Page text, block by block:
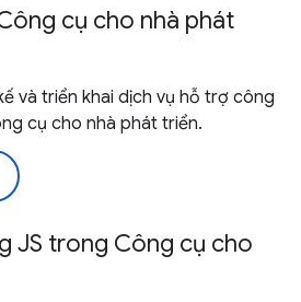
cụ cho nhà phát
và triển khai dịch vụ hỗ trợ công
cụ cho nhà phát triển.
JS trong Công cụ cho